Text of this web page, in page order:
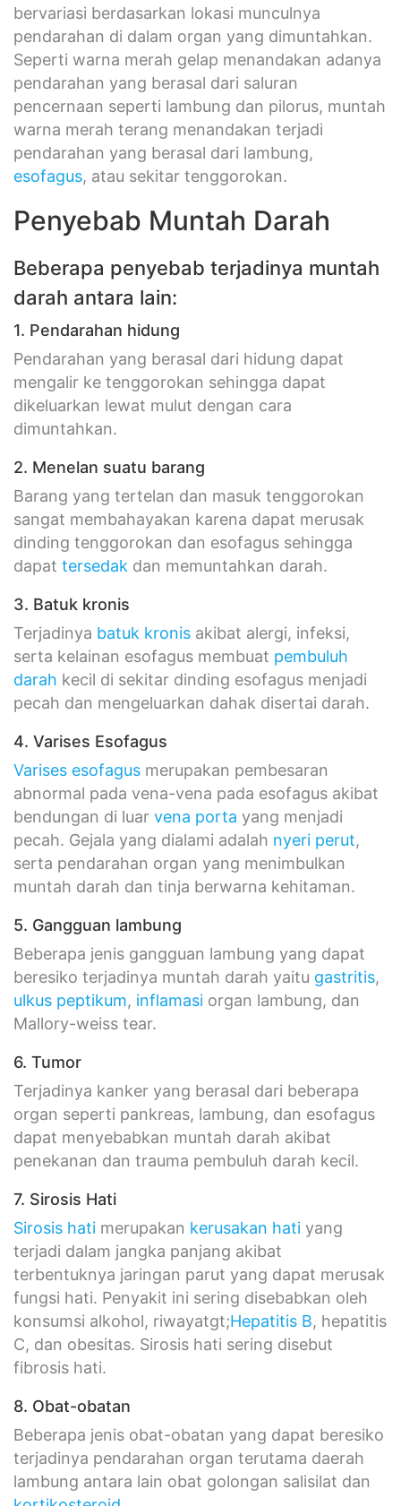
bervariasi berdasarkan lokasi munculnya
pendarahan di dalam organ yang dimuntahkan.
Seperti warna merah gelap menandakan adanya
pendarahan yang berasal dari saluran
pencernaan seperti lambung dan pilorus, muntah
warna merah terang menandakan terjadi
pendarahan yang berasal dari lambung,
esofagus, atau sekitar tenggorokan.
Penyebab Muntah Darah
Beberapa penyebab terjadinya muntah
darah antara lain:
1. Pendarahan hidung
Pendarahan yang berasal dari hidung dapat
mengalir ke tenggorokan sehingga dapat
dikeluarkan lewat mulut dengan cara
dimuntahkan.
2. Menelan suatu barang
Barang yang tertelan dan masuk tenggorokan
sangat membahayakan karena dapat merusak
dinding tenggorokan dan esofagus sehingga
dapat tersedak dan memuntahkan darah.
3. Batuk kronis
Terjadinya batuk kronis akibat alergi, infeksi,
serta kelainan esofagus membuat pembuluh
darah kecil di sekitar dinding esofagus menjadi
pecah dan mengeluarkan dahak disertai darah.
4. Varises Esofagus
Varises esofagus merupakan pembesaran
abnormal pada vena-vena pada esofagus akibat
bendungan di luar vena porta yang menjadi
pecah. Gejala yang dialami adalah nyeri perut,
serta pendarahan organ yang menimbulkan
muntah darah dan tinja berwarna kehitaman.
5. Gangguan lambung
Beberapa jenis gangguan lambung yang dapat
beresiko terjadinya muntah darah yaitu gastritis,
ulkus peptikum, inflamasi organ lambung, dan
Mallory-weiss tear.
6. Tumor
Terjadinya kanker yang berasal dari beberapa
organ seperti pankreas, lambung, dan esofagus
dapat menyebabkan muntah darah akibat
penekanan dan trauma pembuluh darah kecil.
7. Sirosis Hati
Sirosis hati merupakan kerusakan hati yang
terjadi dalam jangka panjang akibat
terbentuknya jaringan parut yang dapat merusak
fungsi hati. Penyakit ini sering disebabkan oleh
konsumsi alkohol, riwayatgt;Hepatitis B, hepatitis
C, dan obesitas. Sirosis hati sering disebut
fibrosis hati.
8. Obat-obatan
Beberapa jenis obat-obatan yang dapat beresiko
terjadinya pendarahan organ terutama daerah
lambung antara lain obat golongan salisilat dan